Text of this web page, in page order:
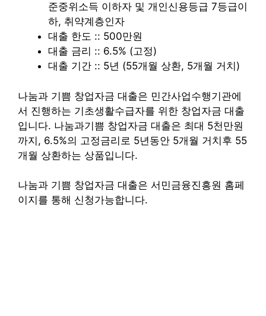
준중위소득 이하자 및 개인신용등급 7등급이
하, 취약계층인자
대출 한도 :: 500만원
대출 금리 :: 6.5% (고정)
대출 기간 :: 5년 (55개월 상환, 5개월 거치)
나눔과 기쁨 창업자금 대출은 민간사업수행기관에
서 진행하는 기초생활수급자를 위한 창업자금 대출
입니다. 나눔과기쁨 창업자금 대출은 최대 5천만원
까지, 6.5%의 고정금리로 5년동안 5개월 거치후 55
개월 상환하는 상품입니다.
나눔과 기쁨 창업자금 대출은 서민금융진흥원 홈페
이지를 통해 신청가능합니다.